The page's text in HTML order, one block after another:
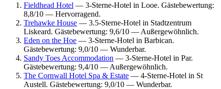
Fieldhead Hotel — 3-Sterne-Hotel in Looe. Gästebewertung:
8,8/10 — Hervorragend.
Trehawke House — 3.5-Sterne-Hotel in Stadtzentrum
Liskeard. Gästebewertung: 9,6/10 — Außergewöhnlich.
Eden on the Hoe — 3-Sterne-Hotel in Barbican.
Gästebewertung: 9,0/10 — Wunderbar.
Sandy Toes Accommodation — 3-Sterne-Hotel in Par.
Gästebewertung: 9,4/10 — Außergewöhnlich.
The Cornwall Hotel Spa & Estate — 4-Sterne-Hotel in St
Austell. Gästebewertung: 9,0/10 — Wunderbar.